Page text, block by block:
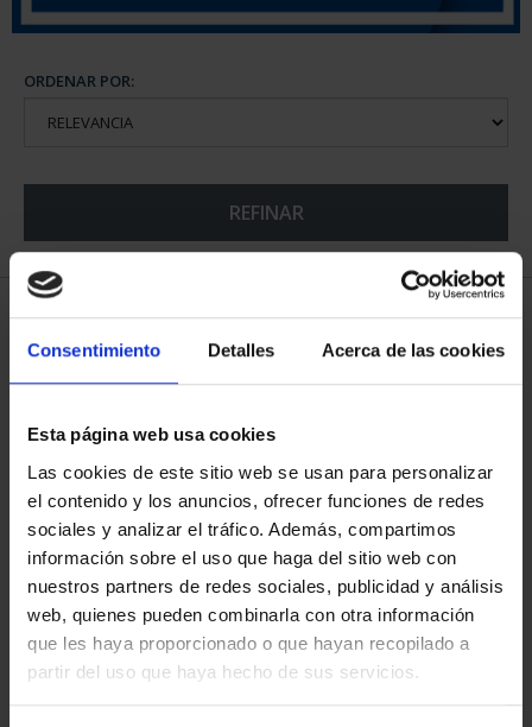
Consentimiento Detalles Acerca de las cookies
Esta página web usa cookies
Las cookies de este sitio web se usan para personalizar
el contenido y los anuncios, ofrecer funciones de redes
sociales y analizar el tráfico. Además, compartimos
información sobre el uso que haga del sitio web con
nuestros partners de redes sociales, publicidad y análisis
web, quienes pueden combinarla con otra información
que les haya proporcionado o que hayan recopilado a
partir del uso que haya hecho de sus servicios.
ORDENAR POR:
REFINAR
5 Productos encontrados
SUSCRIPCIÓN
CAPITALES DE
PROVINCIA 1
949,00 €
SUSCRIPCIÓN
CAPITALES DE
PROVINCIA 2
949,00 €